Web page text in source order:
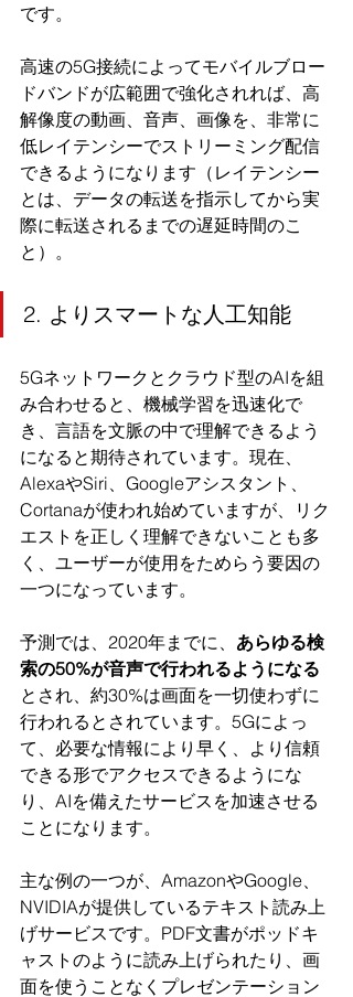
です。
高速の5G接続によってモバイルブロー
ドバンドが広範囲で強化されれば、高
解像度の動画、音声、画像を、非常に
低レイテンシーでストリーミング配信
できるようになります（レイテンシー
とは、データの転送を指示してから実
際に転送されるまでの遅延時間のこ
と）。
2. よりスマートな人工知能
5Gネットワークとクラウド型のAIを組
み合わせると、機械学習を迅速化で
き、言語を文脈の中で理解できるよう
になると期待されています。現在、
AlexaやSiri、Googleアシスタント、
Cortanaが使われ始めていますが、リク
エストを正しく理解できないことも多
く、ユーザーが使用をためらう要因の
一つになっています。
予測では、2020年までに、 あらゆる検
索の50%が音声で行われるようになる
とされ、約30%は画面を一切使わずに
行われるとされています。5Gによっ
て、必要な情報により早く、より信頼
できる形でアクセスできるようにな
り、AIを備えたサービスを加速させる
ことになります。
主な例の一つが、AmazonやGoogle、
NVIDIAが提供しているテキスト読み上
げサービスです。PDF文書がポッドキ
ャストのように読み上げられたり、画
面を使うことなくプレゼンテーション